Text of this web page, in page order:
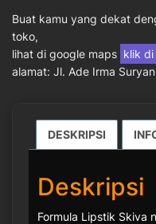
Buat kamu yang dekat
toko,
lihat di google maps klik di
alamat: Jl. Ade Irma
DESKRIPSI
Deskripsi
Formula Lipstik Skiva